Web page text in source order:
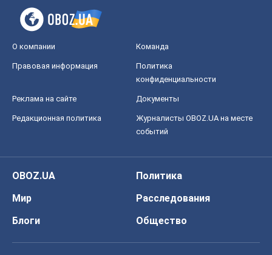
О компании Команда
Правовая информация
Политика
конфиденциальности
Реклама на сайте Документы
Редакционная политика
Журналисты OBOZ.UA на месте
событий
OBOZ.UA
Политика
Мир
Расследования
Блоги
Общество